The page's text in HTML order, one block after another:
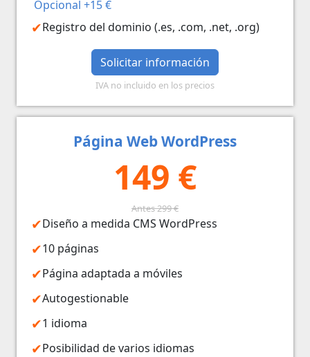
Opcional +15 €
Registro del dominio (.es, .com, .net, .org)
Solicitar información
IVA no incluido en los precios
Página Web WordPress
149 €
Antes 299 €
Diseño a medida CMS WordPress
10 páginas
Página adaptada a móviles
Autogestionable
1 idioma
Posibilidad de varios idiomas